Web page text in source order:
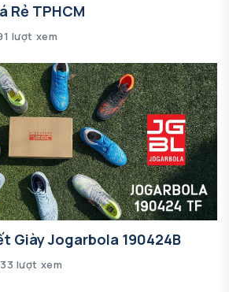
Rẻ TPHCM
lượt xem
Giày Jogarbola 190424B
lượt xem